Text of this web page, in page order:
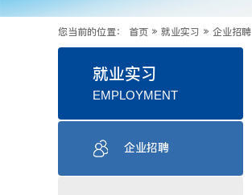
您当前的位置： 首页 » 就业实习 » 企业招聘
就业实习
EMPLOYMENT
企业招聘